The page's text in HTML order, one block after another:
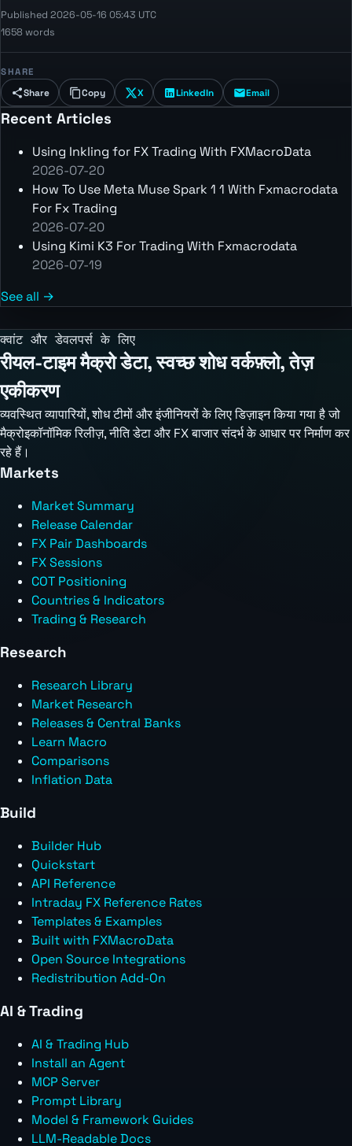
Published 2026-05-16 05:43 UTC
1658 words
SHARE
Share Copy X LinkedIn Email
Recent Articles
Using Inkling for FX Trading With FXMacroData
2026-07-20
How To Use Meta Muse Spark 1 1 With Fxmacrodata
For Fx Trading
2026-07-20
Using Kimi K3 For Trading With Fxmacrodata
2026-07-19
See all →
क्वांट और डेवलपर्स के लिए
रीयल-टाइम मैक्रो डेटा, स्वच्छ शोध वर्कफ़्लो, तेज़
एकीकरण
व्यवस्थित व्यापारियों, शोध टीमों और इंजीनियरों के लिए डिज़ाइन किया गया है जो
मैक्रोइकॉनॉमिक रिलीज़, नीति डेटा और FX बाजार संदर्भ के आधार पर निर्माण कर
रहे हैं।
Markets
Market Summary
Release Calendar
FX Pair Dashboards
FX Sessions
COT Positioning
Countries & Indicators
Trading & Research
Research
Research Library
Market Research
Releases & Central Banks
Learn Macro
Comparisons
Inflation Data
Build
Builder Hub
Quickstart
API Reference
Intraday FX Reference Rates
Templates & Examples
Built with FXMacroData
Open Source Integrations
Redistribution Add-On
AI & Trading
AI & Trading Hub
Install an Agent
MCP Server
Prompt Library
Model & Framework Guides
LLM-Readable Docs